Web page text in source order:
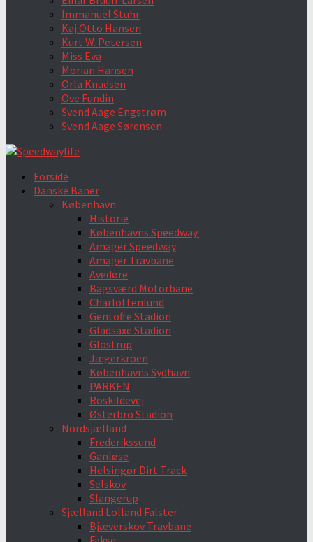
Immanuel Stuhr
Kaj Otto Hansen
Kurt W. Petersen
Miss Eva
Morian Hansen
Orla Knudsen
Ove Fundin
Svend Aage Engstrøm
Svend Aage Sørensen
Forside
Danske Baner
København
Historie
Københavns Speedway.
Amager Speedway
Amager Travbane
Avedøre
Bagsværd Motorbane
Charlottenlund
Gentofte Stadion
Gladsaxe Stadion
Glostrup
Jægerkroen
Københavns Sydhavn
PARKEN
Roskildevej
Østerbro Stadion
Nordsjælland
Frederikssund
Ganløse
Helsingør Dirt Track
Selskov
Slangerup
Sjælland Lolland Falster
Bjæverskov Travbane